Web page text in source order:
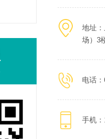
地址
场）3
电话
手机